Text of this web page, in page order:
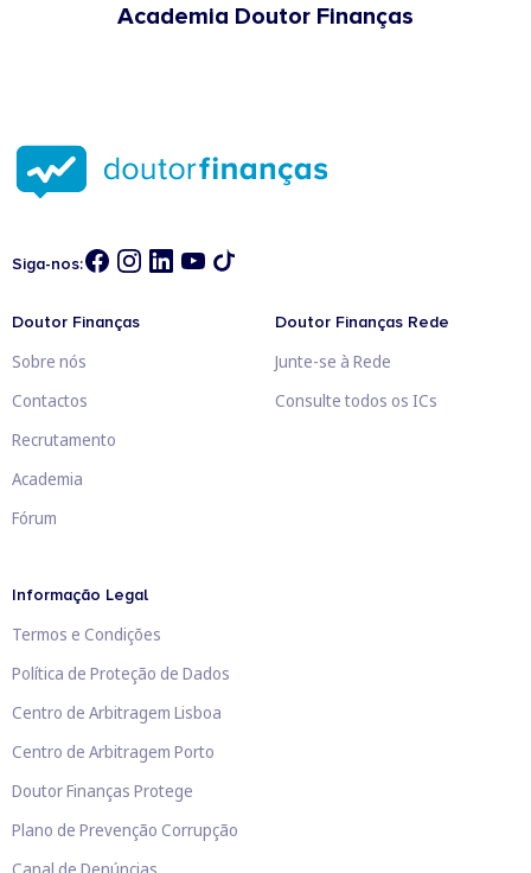
Academia Doutor Finanças
Siga-nos:
Doutor Finanças
Sobre nós
Contactos
Recrutamento
Academia
Fórum
Doutor Finanças Rede
Junte-se à Rede
Consulte todos os ICs
Informação Legal
Termos e Condições
Política de Proteção de Dados
Centro de Arbitragem Lisboa
Centro de Arbitragem Porto
Doutor Finanças Protege
Plano de Prevenção Corrupção
Canal de Denúncias